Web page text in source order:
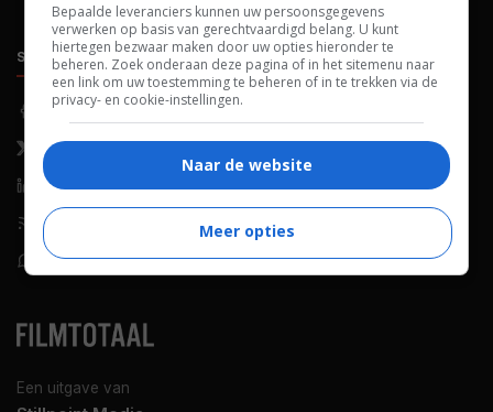
Een uitgave van
SOCIALS
Facebook
X (Twitter)
LinkedIn
RSS-feed
WhatsApp
ONTDEKKEN
Nieuws
Netflix
Films op tv
Bioscoop
Bepaalde leveranciers kunnen uw persoonsgegevens
verwerken op basis van gerechtvaardigd belang. U kunt
hiertegen bezwaar maken door uw opties hieronder te
beheren. Zoek onderaan deze pagina of in het sitemenu naar
een link om uw toestemming te beheren of in te trekken via de
privacy- en cookie-instellingen.
Naar de website
Meer opties